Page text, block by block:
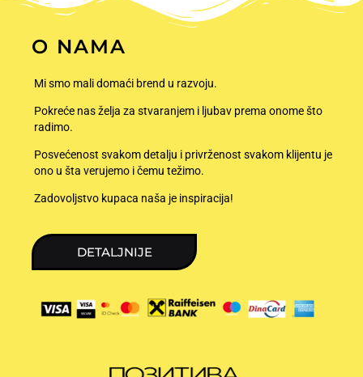
O NAMA
Mi smo mali domaći brend u razvoju.
Pokreće nas želja za stvaranjem i ljubav prema onome što
radimo.
Posvećenost svakom detalju i privrženost svakom klijentu je
ono u šta verujemo i čemu težimo.
Zadovoljstvo kupaca naša je inspiracija!
DETALJNIJE